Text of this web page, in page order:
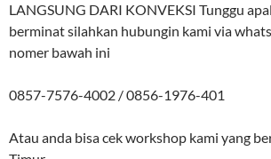
LANGSUNG DARI KONVEKSI Tunggu
berminat silahkan hubungin kami via
nomer bawah ini
0857-7576-4002 / 0856-1976-401
Atau anda bisa cek workshop kami yang